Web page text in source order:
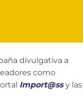
divulgativa a
como
Import@ssy las